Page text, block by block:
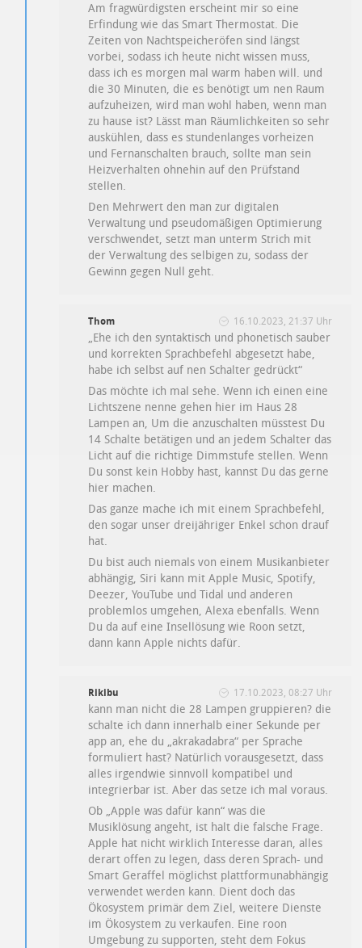
Am fragwürdigsten erscheint mir so eine
Erfindung wie das Smart Thermostat. Die
Zeiten von Nachtspeicheröfen sind längst
vorbei, sodass ich heute nicht wissen muss,
dass ich es morgen mal warm haben will. und
die 30 Minuten, die es benötigt um nen Raum
aufzuheizen, wird man wohl haben, wenn man
zu hause ist? Lässt man Räumlichkeiten so sehr
auskühlen, dass es stundenlanges vorheizen
und Fernanschalten brauch, sollte man sein
Heizverhalten ohnehin auf den Prüfstand
stellen.
Den Mehrwert den man zur digitalen
Verwaltung und pseudomäßigen Optimierung
verschwendet, setzt man unterm Strich mit
der Verwaltung des selbigen zu, sodass der
Gewinn gegen Null geht.
Thom 16.10.2023, 21:37 Uhr
„Ehe ich den syntaktisch und phonetisch sauber
und korrekten Sprachbefehl abgesetzt habe,
habe ich selbst auf nen Schalter gedrückt“
Das möchte ich mal sehe. Wenn ich einen eine
Lichtszene nenne gehen hier im Haus 28
Lampen an, Um die anzuschalten müsstest Du
14 Schalte betätigen und an jedem Schalter das
Licht auf die richtige Dimmstufe stellen. Wenn
Du sonst kein Hobby hast, kannst Du das gerne
hier machen.
Das ganze mache ich mit einem Sprachbefehl,
den sogar unser dreijähriger Enkel schon drauf
hat.
Du bist auch niemals von einem Musikanbieter
abhängig, Siri kann mit Apple Music, Spotify,
Deezer, YouTube und Tidal und anderen
problemlos umgehen, Alexa ebenfalls. Wenn
Du da auf eine Insellösung wie Roon setzt,
dann kann Apple nichts dafür.
Rikibu 17.10.2023, 08:27 Uhr
kann man nicht die 28 Lampen gruppieren? die
schalte ich dann innerhalb einer Sekunde per
app an, ehe du „akrakadabra“ per Sprache
formuliert hast? Natürlich vorausgesetzt, dass
alles irgendwie sinnvoll kompatibel und
integrierbar ist. Aber das setze ich mal voraus.
Ob „Apple was dafür kann“ was die
Musiklösung angeht, ist halt die falsche Frage.
Apple hat nicht wirklich Interesse daran, alles
derart offen zu legen, dass deren Sprach- und
Smart Geraffel möglichst plattformunabhängig
verwendet werden kann. Dient doch das
Ökosystem primär dem Ziel, weitere Dienste
im Ökosystem zu verkaufen. Eine roon
Umgebung zu supporten, steht dem Fokus